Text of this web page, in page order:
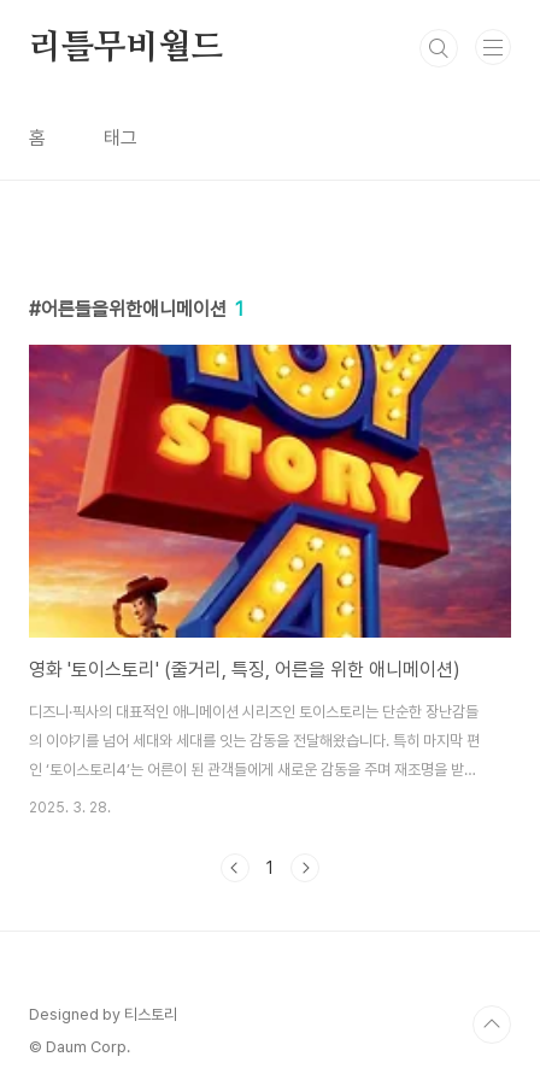
리틀무비월드
홈 태그
어른들을위한애니메이션 1
영화 '토이스토리' (줄거리, 특징, 어른을 위한 애니메이션)
디즈니·픽사의 대표적인 애니메이션 시리즈인 토이스토리는 단순한 장난감들
의 이야기를 넘어 세대와 세대를 잇는 감동을 전달해왔습니다. 특히 마지막 편
인 ‘토이스토리4’는 어른이 된 관객들에게 새로운 감동을 주며 재조명을 받고
있습니다. 본 글에서는 토이스토리 1편부터 4편까지의 줄거리를 정리하고, 각
를 다시 바라봤을 때 느낄 수 있는 감동과 시사점을 함께 나눠보려 합니다.토이
2025. 3. 28.
1
Designed by 티스토리
© Daum Corp.